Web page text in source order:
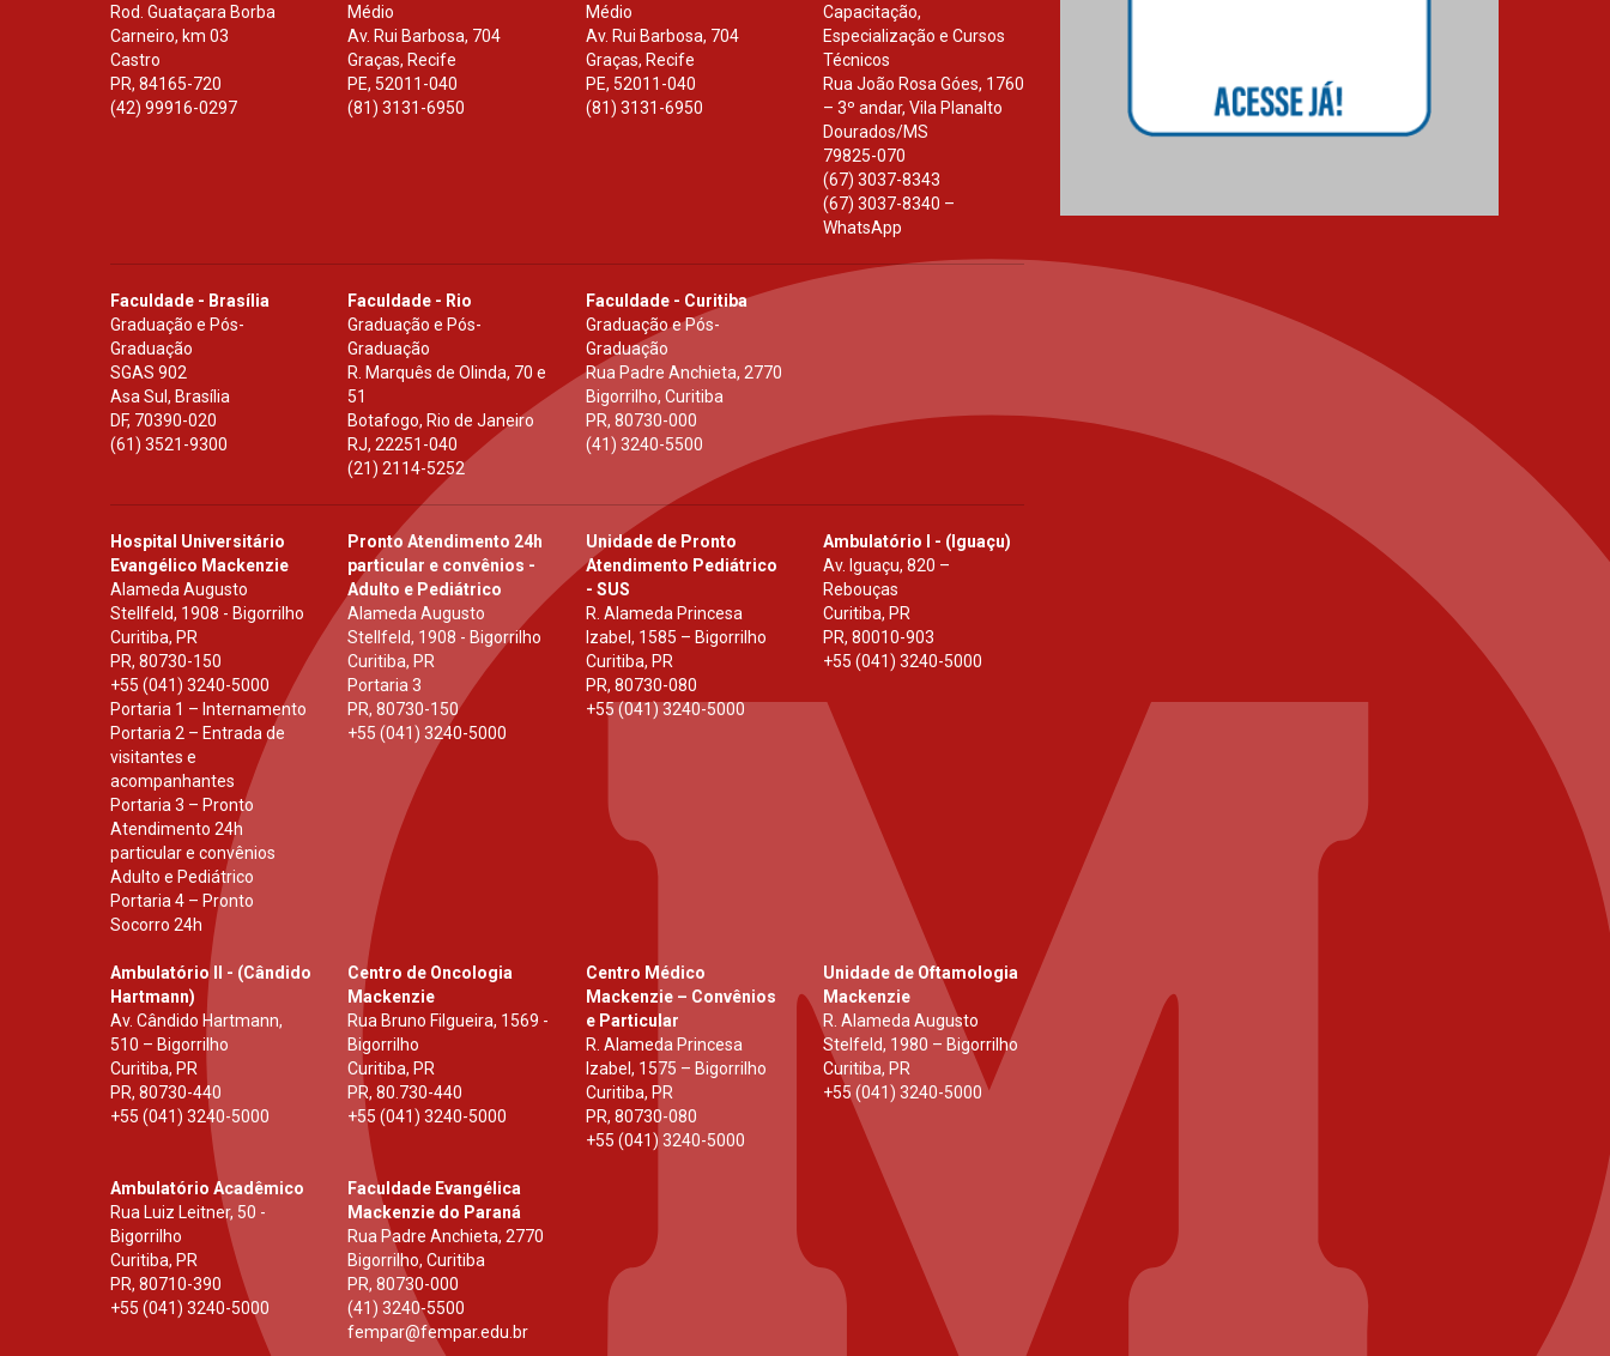
Rod. Guataçara Borba
Carneiro, km 03
Castro
PR, 84165-720
(42) 99916-0297
Médio
Av. Rui Barbosa, 704
Graças, Recife
PE, 52011-040
(81) 3131-6950
Médio
Av. Rui Barbosa, 704
Graças, Recife
PE, 52011-040
(81) 3131-6950
Capacitação,
Especialização e Cursos
Técnicos
Rua João Rosa Góes, 1760
– 3º andar, Vila Planalto
Dourados/MS
79825-070
(67) 3037-8343
(67) 3037-8340 –
WhatsApp
Faculdade - Brasília
Graduação e Pós-
Graduação
SGAS 902
Asa Sul, Brasília
DF, 70390-020
(61) 3521-9300
Faculdade - Rio
Graduação e Pós-
Graduação
R. Marquês de Olinda, 70 e
51
Botafogo, Rio de Janeiro
RJ,22251-040
(21) 2114-5252
Faculdade - Curitiba
Graduação e Pós-
Graduação
Rua Padre Anchieta, 2770
Bigorrilho, Curitiba
PR, 80730-000
(41) 3240-5500
Hospital Universitário
Evangélico Mackenzie
Alameda Augusto
Stellfeld, 1908 - Bigorrilho
Curitiba, PR
PR, 80730-150
+55 (041) 3240-5000
Portaria 1 – Internamento
Portaria 2 – Entrada de
visitantes e
acompanhantes
Portaria 3 – Pronto
Atendimento 24h
particular e convênios
Adulto e Pediátrico
Portaria 4 – Pronto
Socorro 24h
Pronto Atendimento 24h
particular e convênios -
Adulto e Pediátrico
Alameda Augusto
Stellfeld, 1908 - Bigorrilho
Curitiba, PR
Portaria 3
PR,80730-150
+55 (041) 3240-5000
Unidade de Pronto
Atendimento Pediátrico
- SUS
R. Alameda Princesa
Izabel, 1585 – Bigorrilho
Curitiba, PR
PR, 80730-080
+55 (041) 3240-5000
Ambulatório I - (Iguaçu)
Av. Iguaçu, 820 –
Rebouças
Curitiba, PR
PR, 80010-903
+55 (041) 3240-5000
Ambulatório II - (Cândido
Hartmann)
Av. Cândido Hartmann,
510 – Bigorrilho
Curitiba, PR
PR, 80730-440
+55 (041) 3240-5000
Centro de Oncologia
Mackenzie
Rua Bruno Filgueira, 1569 -
Bigorrilho
Curitiba, PR
PR,80.730-440
+55 (041) 3240-5000
Centro Médico
Mackenzie – Convênios
e Particular
R. Alameda Princesa
Izabel, 1575 – Bigorrilho
Curitiba, PR
PR, 80730-080
+55 (041) 3240-5000
Unidade de Oftamologia
Mackenzie
R. Alameda Augusto
Stelfeld, 1980 – Bigorrilho
Curitiba, PR
+55 (041) 3240-5000
Ambulatório Acadêmico
Rua Luiz Leitner, 50 -
Bigorrilho
Curitiba, PR
PR, 80710-390
+55 (041) 3240-5000
Faculdade Evangélica
Mackenzie do Paraná
Rua Padre Anchieta, 2770
Bigorrilho, Curitiba
PR,80730-000
(41) 3240-5500
fempar@fempar.edu.br